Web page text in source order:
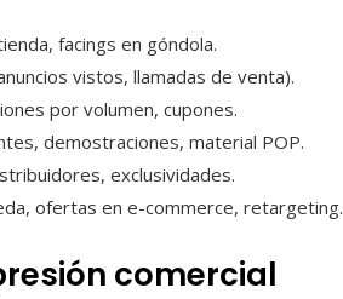
facings en góndola.
vistos, llamadas de venta).
por volumen, cupones.
demostraciones, material POP.
exclusividades.
ofertas en e-commerce, retargeting.
comercial